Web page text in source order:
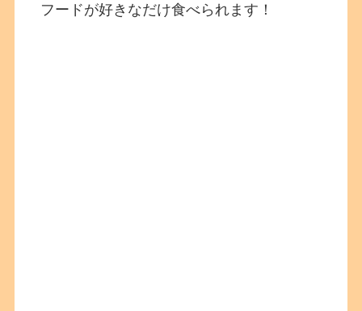
フードが好きなだけ食べられます！